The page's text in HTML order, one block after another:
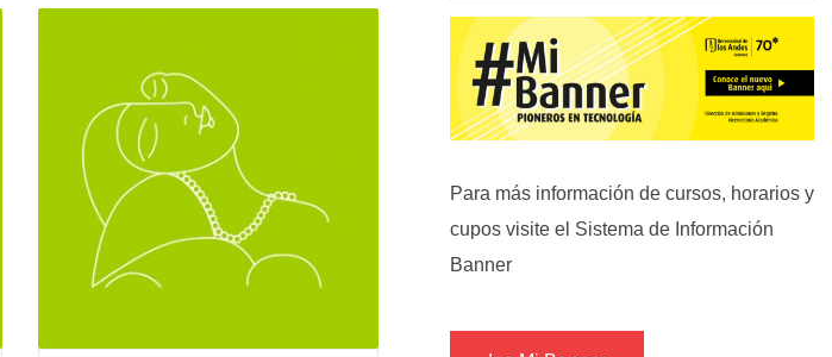
Para más información de cursos, horarios y
cupos visite el Sistema de Información
Banner